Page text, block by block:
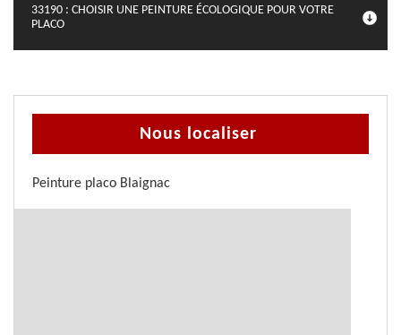
33190 : CHOISIR UNE PEINTURE ÉCOLOGIQUE POUR VOTRE
PLACO
Nous localiser
Peinture placo Blaignac